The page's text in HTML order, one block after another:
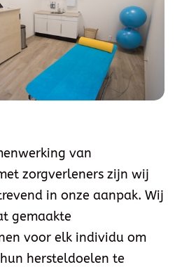
van
zorgverleners zijn wij
in onze aanpak. Wij
gemaakte
voor elk individu om
hersteldoelen te